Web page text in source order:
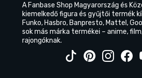
A Fanbase Shop Magyarország és
kiemelkedő figura és gyűjtői termék
Funko, Hasbro, Banpresto, Mattel,
sok más márka termékei – anime,
rajongóknak.